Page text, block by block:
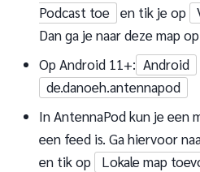
Podcast toe en tik je op
Dan ga je naar deze map
Op Android 11+: Android
de.danoeh.antennapod
In AntennaPod kun je een
een feed is. Ga hiervoor
en tik op
Lokale map